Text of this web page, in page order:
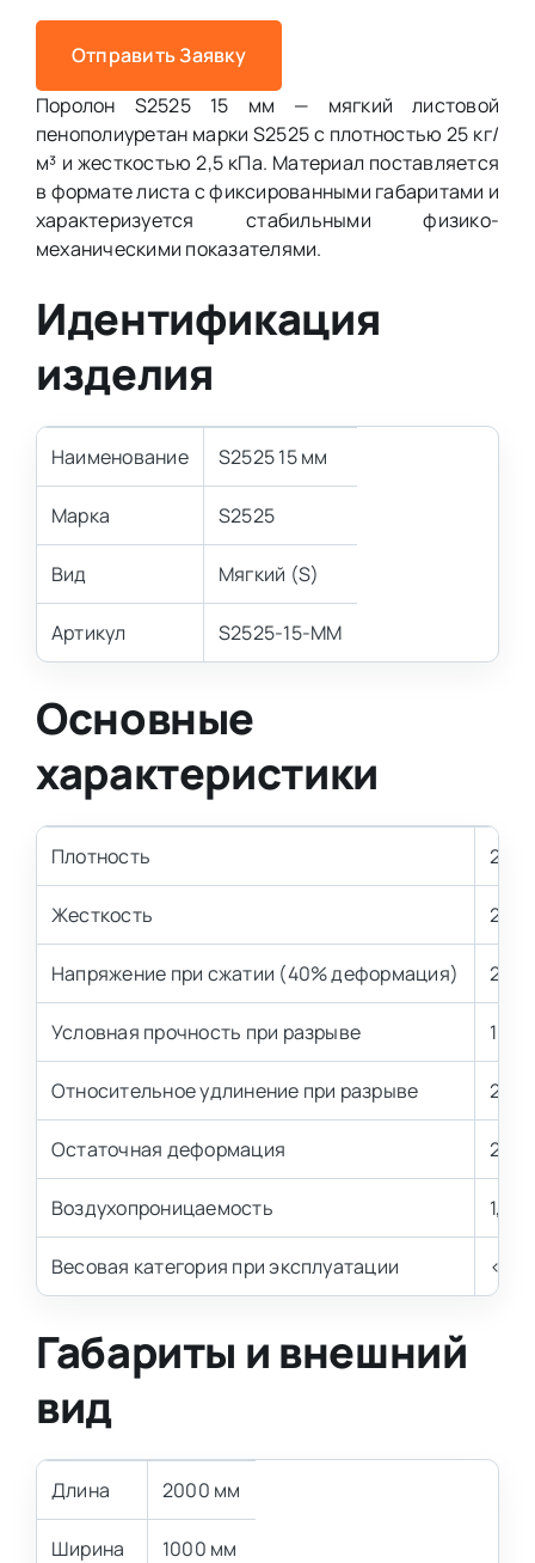
Отправить Заявку
Поролон S2525 15 мм — мягкий листовой
пенополиуретан марки S2525 с плотностью 25 кг/
м³ и жесткостью 2,5 кПа. Материал поставляется
в формате листа с фиксированными габаритами и
характеризуется стабильными физико-
механическими показателями.
Идентификация
изделия
Наименование S2525 15 мм
Марка S2525
Вид Мягкий (S)
Артикул S2525-15-MM
Основные
характеристики
Плотность 25
Жесткость 2.5
Напряжение при сжатии (40% деформация)
Условная прочность при разрыве 100
Относительное удлинение при разрыве 200
Остаточная деформация 2,0-
Воздухопроницаемость 1,3-
Весовая категория при эксплуатации < 70
Габариты и внешний
вид
Длина 2000 мм
Ширина 1000 мм